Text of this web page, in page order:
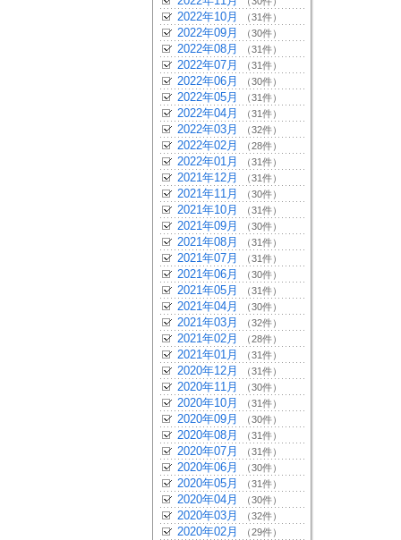
2022年10月 （31件）
2022年09月 （30件）
2022年08月 （31件）
2022年07月 （31件）
2022年06月 （30件）
2022年05月 （31件）
2022年04月 （31件）
2022年03月 （32件）
2022年02月 （28件）
2022年01月 （31件）
2021年12月 （31件）
2021年11月 （30件）
2021年10月 （31件）
2021年09月 （30件）
2021年08月 （31件）
2021年07月 （31件）
2021年06月 （30件）
2021年05月 （31件）
2021年04月 （30件）
2021年03月 （32件）
2021年02月 （28件）
2021年01月 （31件）
2020年12月 （31件）
2020年11月 （30件）
2020年10月 （31件）
2020年09月 （30件）
2020年08月 （31件）
2020年07月 （31件）
2020年06月 （30件）
2020年05月 （31件）
2020年04月 （30件）
2020年03月 （32件）
2020年02月 （29件）